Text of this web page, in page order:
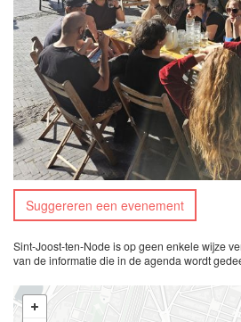
Suggereren een evenement
Sint-Joost-ten-Node is op geen enkele wijze
van de informatie die in de agenda wordt